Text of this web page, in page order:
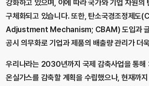
강화하고 있으며, 이에 따라 국가와 기업 차원의
구체화되고 있습니다. 또한, 탄소국경조정제
Adjustment Mechanism; CBAM) 도입과 글
공시 의무화로 기업과 제품의 배출량 관리가 더
우리나라는 2030년까지 국제 감축사업을 통
온실가스를 감축할 계획을 수립했으나, 현재까